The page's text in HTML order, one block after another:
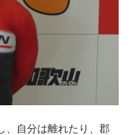
、自分は離れたり、郡